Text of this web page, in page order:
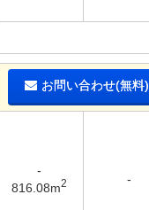
お問い合わせ(無料)
-
816.08m2 -